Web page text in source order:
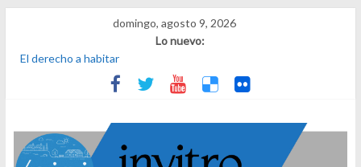
domingo, agosto 9, 2026
Lo nuevo:
El derecho a habitar
Receta para viajar al pasado
¿Qué es el habitar? Sesión 1 de ciclo de conversatorios 40 años
INVI